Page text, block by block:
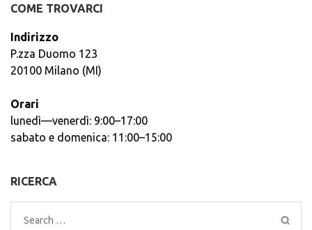
COME TROVARCI
Indirizzo
P.zza Duomo 123
20100 Milano (MI)
Orari
lunedì—venerdì: 9:00–17:00
sabato e domenica: 11:00–15:00
RICERCA
Search